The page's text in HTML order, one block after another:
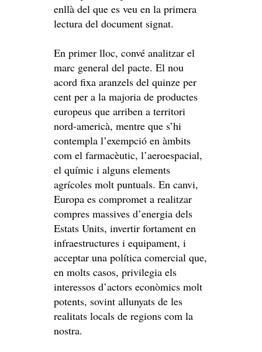
enllà del que es veu en la primera
lectura del document signat.
En primer lloc, convé analitzar el
marc general del pacte. El nou
acord fixa aranzels del quinze per
cent per a la majoria de productes
europeus que arriben a territori
nord-americà, mentre que s’hi
contempla l’exempció en àmbits
com el farmacèutic, l’aeroespacial,
el químic i alguns elements
agrícoles molt puntuals. En canvi,
Europa es compromet a realitzar
compres massives d’energia dels
Estats Units, invertir fortament en
infraestructures i equipament, i
acceptar una política comercial que,
en molts casos, privilegia els
interessos d’actors econòmics molt
potents, sovint allunyats de les
realitats locals de regions com la
nostra.